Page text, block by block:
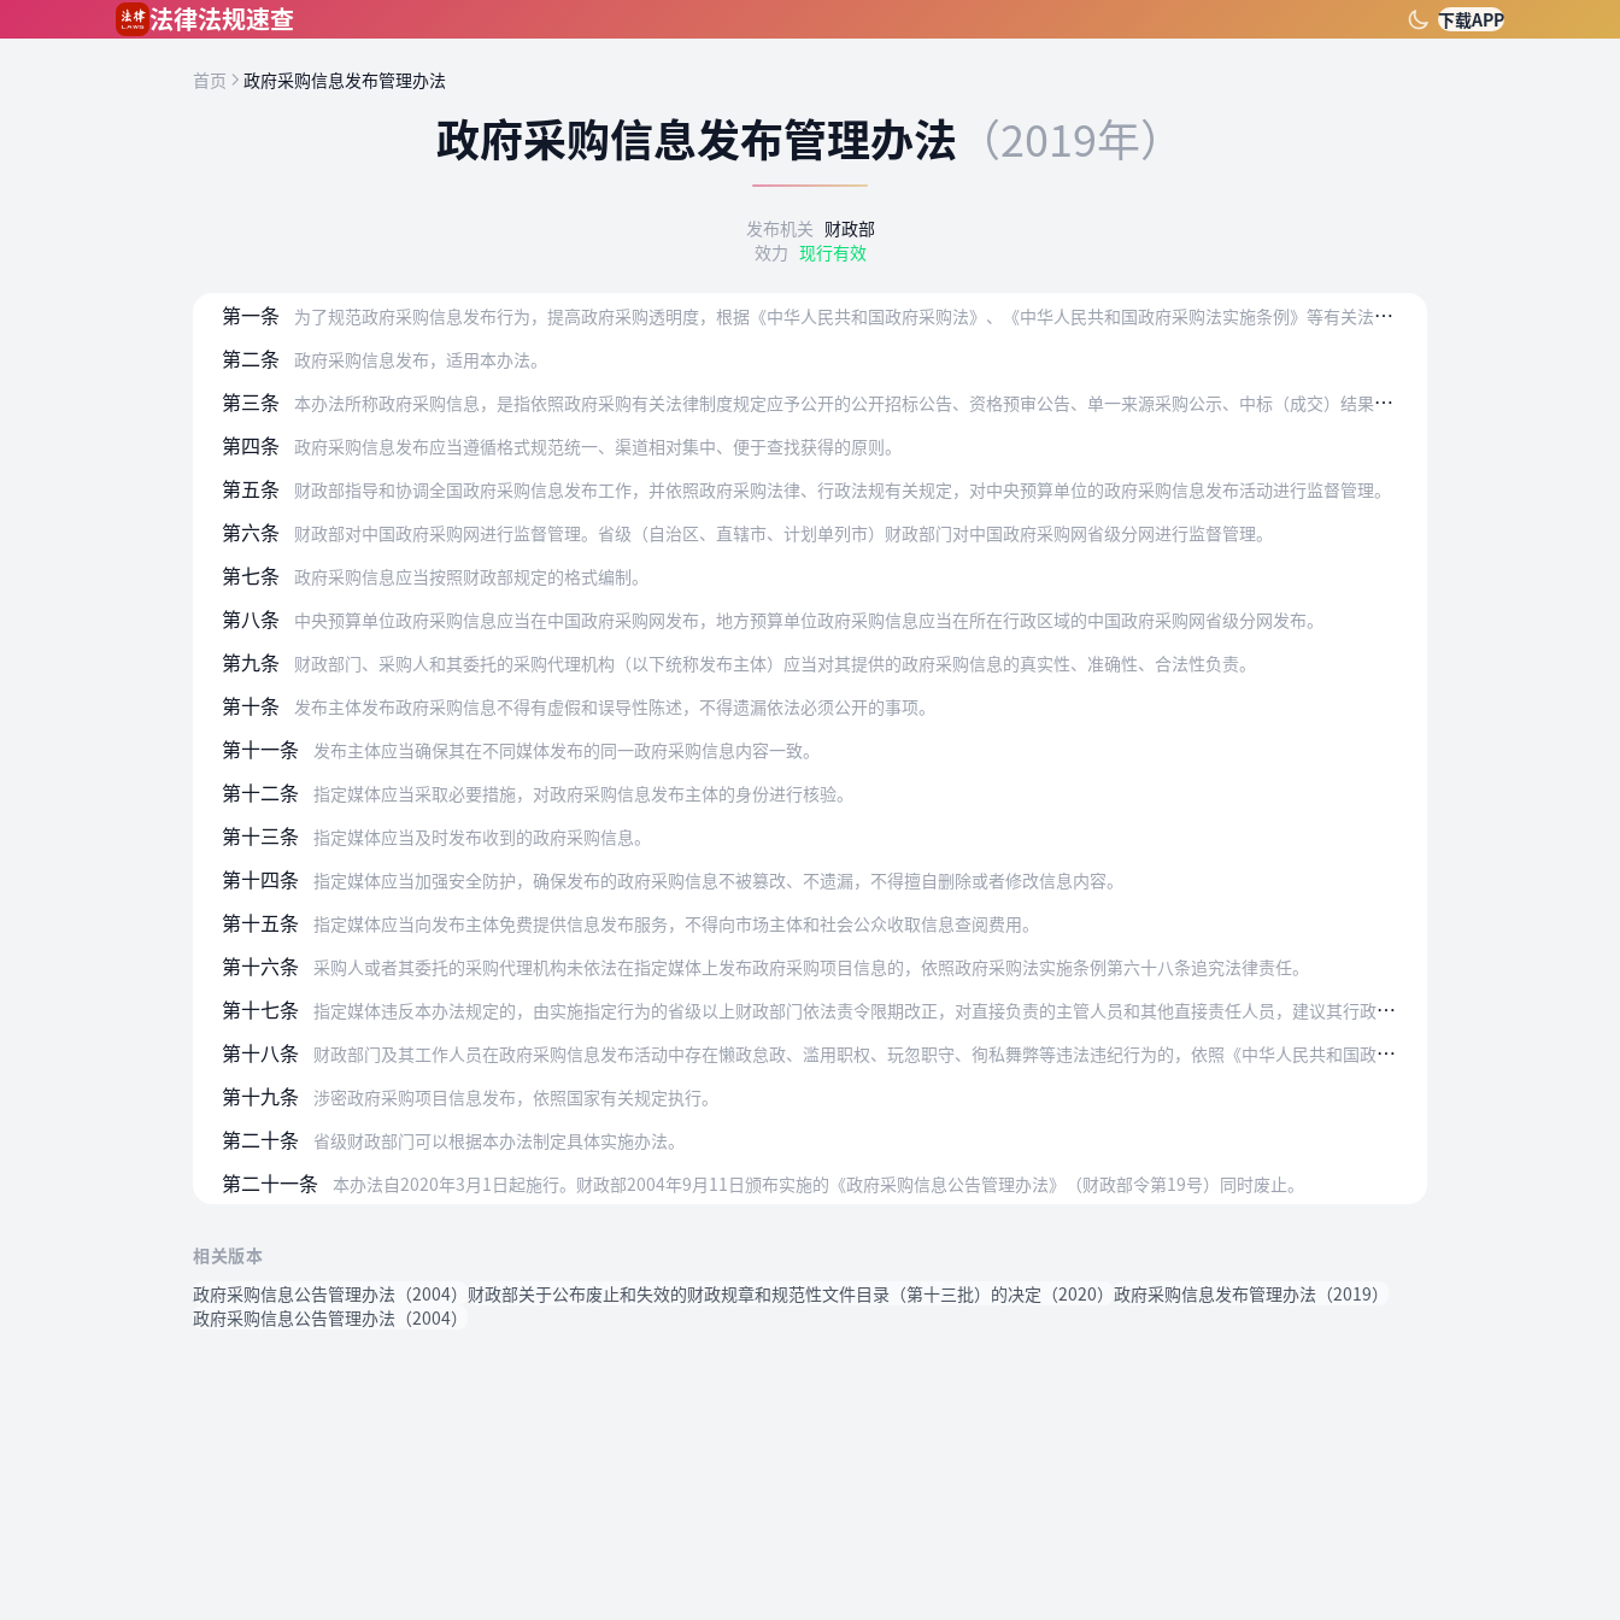
法律法规速查 下载APP
首页 政府采购信息发布管理办法
政府采购信息发布管理办法 （2019年）
发布机关 财政部
效力 现行有效
第一条 为了规范政府采购信息发布行为，提高政府采购透明度，根据《中华人民共和国政府采购法》、《中华人民共和国政府采购法实施条例》等有关法律、行政法规，制定本办法。
第二条 政府采购信息发布，适用本办法。
第三条 本办法所称政府采购信息，是指依照政府采购有关法律制度规定应予公开的公开招标公告、资格预审公告、单一来源采购公示、中标（成交）结果公告、政府采购合同公告等政府采购…
第四条 政府采购信息发布应当遵循格式规范统一、渠道相对集中、便于查找获得的原则。
第五条 财政部指导和协调全国政府采购信息发布工作，并依照政府采购法律、行政法规有关规定，对中央预算单位的政府采购信息发布活动进行监督管理。
第六条 财政部对中国政府采购网进行监督管理。省级（自治区、直辖市、计划单列市）财政部门对中国政府采购网省级分网进行监督管理。
第七条 政府采购信息应当按照财政部规定的格式编制。
第八条 中央预算单位政府采购信息应当在中国政府采购网发布，地方预算单位政府采购信息应当在所在行政区域的中国政府采购网省级分网发布。
第九条 财政部门、采购人和其委托的采购代理机构（以下统称发布主体）应当对其提供的政府采购信息的真实性、准确性、合法性负责。
第十条 发布主体发布政府采购信息不得有虚假和误导性陈述，不得遗漏依法必须公开的事项。
第十一条 发布主体应当确保其在不同媒体发布的同一政府采购信息内容一致。
第十二条 指定媒体应当采取必要措施，对政府采购信息发布主体的身份进行核验。
第十三条 指定媒体应当及时发布收到的政府采购信息。
第十四条 指定媒体应当加强安全防护，确保发布的政府采购信息不被篡改、不遗漏，不得擅自删除或者修改信息内容。
第十五条 指定媒体应当向发布主体免费提供信息发布服务，不得向市场主体和社会公众收取信息查阅费用。
第十六条 采购人或者其委托的采购代理机构未依法在指定媒体上发布政府采购项目信息的，依照政府采购法实施条例第六十八条追究法律责任。
第十七条 指定媒体违反本办法规定的，由实施指定行为的省级以上财政部门依法责令限期改正，对直接负责的主管人员和其他直接责任人员，建议其行政主管部门或者有关机关依法依规处理，…
第十八条 财政部门及其工作人员在政府采购信息发布活动中存在懒政怠政、滥用职权、玩忽职守、徇私舞弊等违法违纪行为的，依照《中华人民共和国政府采购法》、《中华人民共和国公务员…
第十九条 涉密政府采购项目信息发布，依照国家有关规定执行。
第二十条 省级财政部门可以根据本办法制定具体实施办法。
第二十一条 本办法自2020年3月1日起施行。财政部2004年9月11日颁布实施的《政府采购信息公告管理办法》（财政部令第19号）同时废止。
相关版本
政府采购信息公告管理办法（2004） 财政部关于公布废止和失效的财政规章和规范性文件目录（第十三批）的决定（2020） 政府采购信息发布管理办法（2019）
政府采购信息公告管理办法（2004）